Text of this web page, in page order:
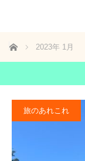
ホーム 2023年 1月
旅のあれこれ